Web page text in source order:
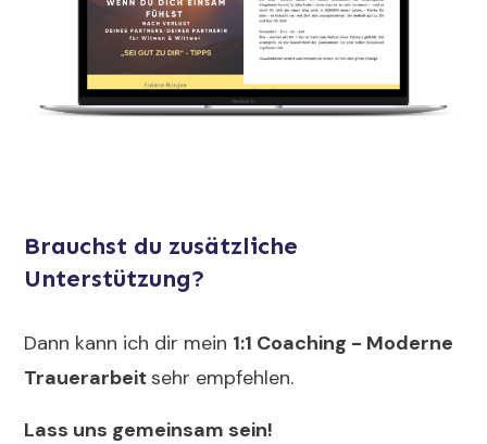
Brauchst du zusätzliche
Unterstützung?
Dann kann ich dir mein 1:1 Coaching - Moderne
Trauerarbeit sehr empfehlen.
Lass uns gemeinsam sein!